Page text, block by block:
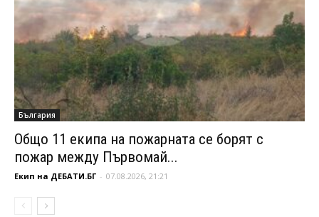
България
Общо 11 екипа на пожарната се борят с
пожар между Първомай...
Екип на ДЕБАТИ.БГ - 07.08.2026, 21:21